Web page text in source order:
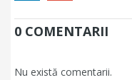
0 COMENTARII
Nu există comentarii.